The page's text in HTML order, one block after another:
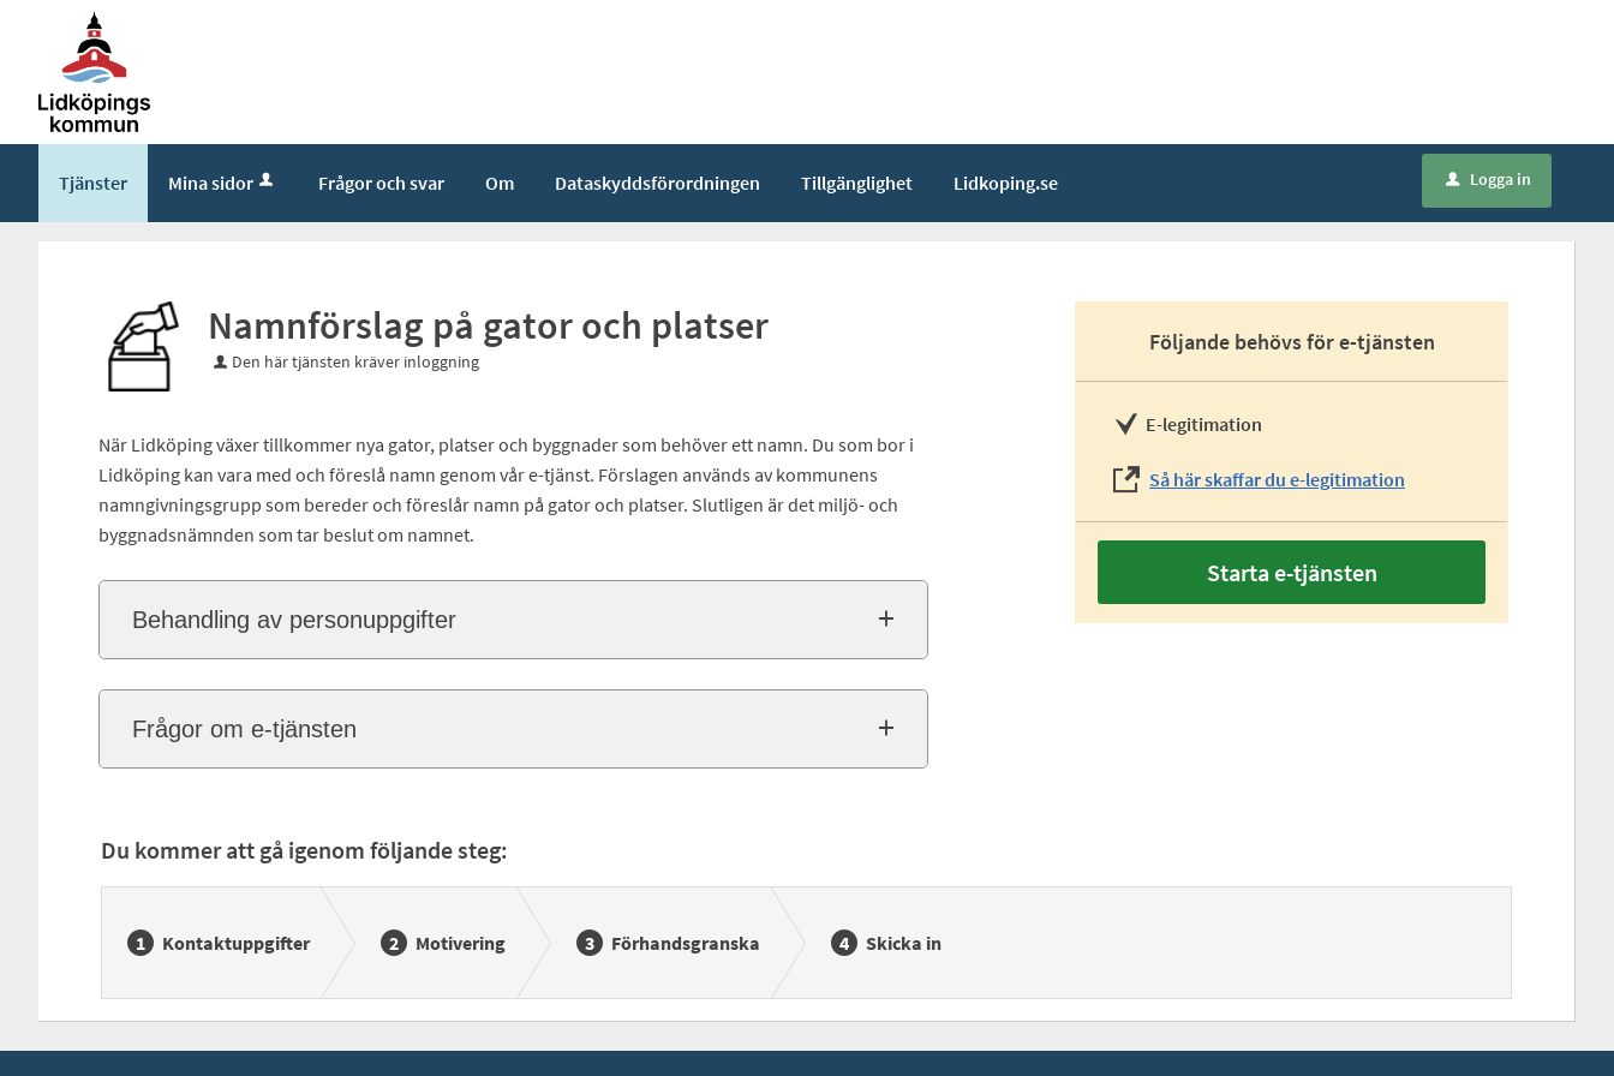
Tjänster Mina sidor Frågor och svar Om Dataskyddsförordningen Tillgänglighet Lidkoping.se u Logga in
Namnförslag på gator och platser
Den här tjänsten kräver inloggning
När Lidköping växer tillkommer nya gator, platser och byggnader som behöver ett namn. Du som bor i
Lidköping kan vara med och föreslå namn genom vår e-tjänst. Förslagen används av kommunens
namngivningsgrupp som bereder och föreslår namn på gator och platser. Slutligen är det miljö- och
byggnadsnämnden som tar beslut om namnet.
Behandling av personuppgifter
Frågor om e-tjänsten
Följande behövs för e-tjänsten
E-legitimation
Så här skaffar du e-legitimation
Starta e-tjänsten
Du kommer att gå igenom följande steg:
Kontaktuppgifter Motivering Förhandsgranska Skicka in